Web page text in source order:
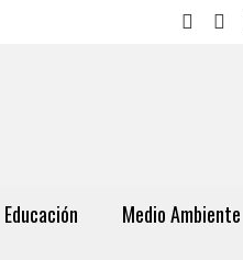
Educación
Medio Ambiente